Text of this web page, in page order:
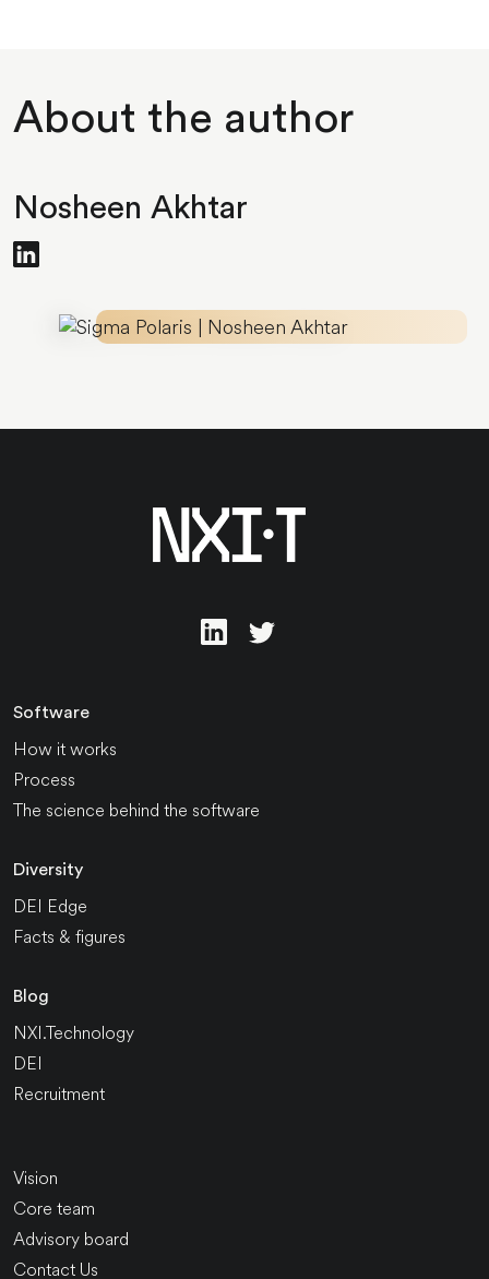
About the author
Nosheen Akhtar
Software
How it works
Process
The science behind the software
Diversity
DEI Edge
Facts & figures
Blog
NXI.Technology
DEI
Recruitment
Vision
Core team
Advisory board
Contact Us